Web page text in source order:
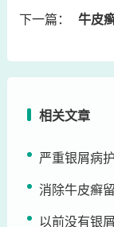
下一篇：
牛皮
相关文章
严重银屑病
消除牛皮癣
以前没有银